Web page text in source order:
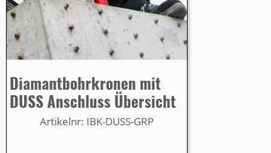
Diamantbohrkronen mit
DUSS Anschluss Übersicht
Artikelnr: IBK-DUSS-GRP